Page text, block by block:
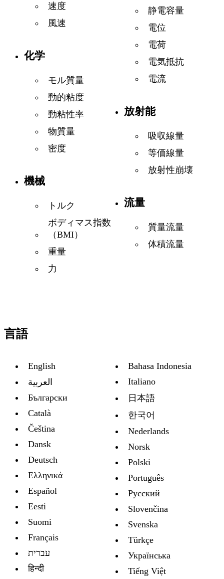
速度
風速
化学
モル質量
動的粘度
動粘性率
物質量
密度
機械
トルク
ボディマス指数
（BMI）
重量
力
静電容量
電位
電荷
電気抵抗
電流
放射能
吸収線量
等価線量
放射性崩壊
流量
質量流量
体積流量
言語
English
العربية
Български
Català
Čeština
Dansk
Deutsch
Ελληνικά
Español
Eesti
Suomi
Français
עברית
हिन्दी
Bahasa Indonesia
Italiano
日本語
한국어
Nederlands
Norsk
Polski
Português
Русский
Slovenčina
Svenska
Türkçe
Украïнська
Tiếng Việt